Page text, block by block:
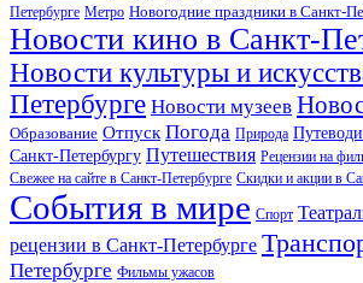
Петербурге Метро Новогодние праздники в Санкт-
Новости кино в Санкт-
Новости культуры и
Петербурге Новости музеев
Образование Отпуск Погода Природа
Санкт-Петербургу Путешествия Рецензии на
Свежее на сайте в Санкт-Петербурге Скидки и акции в
События в мире Спорт
рецензии в Санкт-Петербурге
Петербурге Фильмы ужасов